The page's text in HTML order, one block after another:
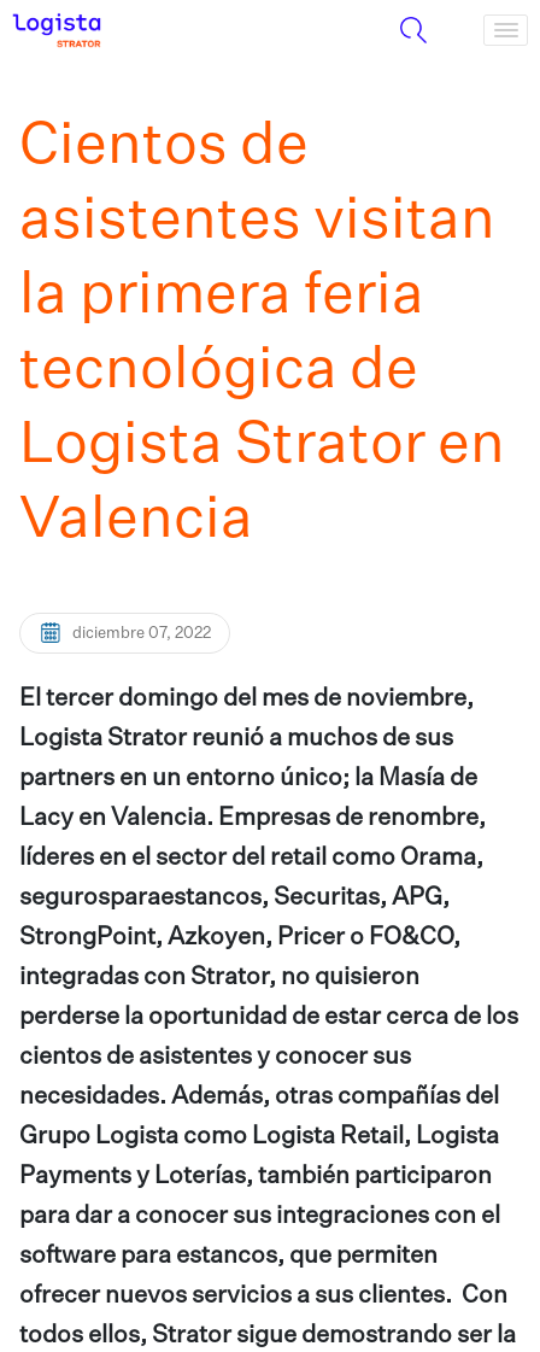
Cientos de
asistentes visitan
la primera feria
tecnológica de
Logista Strator en
Valencia
diciembre 07, 2022
El tercer domingo del mes de noviembre,
Logista Strator reunió a muchos de sus
partners en un entorno único; la Masía de
Lacy en Valencia. Empresas de renombre,
líderes en el sector del retail como Orama,
segurosparaestancos, Securitas, APG,
StrongPoint, Azkoyen, Pricer o FO&CO,
integradas con Strator, no quisieron
perderse la oportunidad de estar cerca de los
cientos de asistentes y conocer sus
necesidades. Además, otras compañías del
Grupo Logista como Logista Retail, Logista
Payments y Loterías, también participaron
para dar a conocer sus integraciones con el
software para estancos, que permiten
ofrecer nuevos servicios a sus clientes. Con
todos ellos, Strator sigue demostrando ser la